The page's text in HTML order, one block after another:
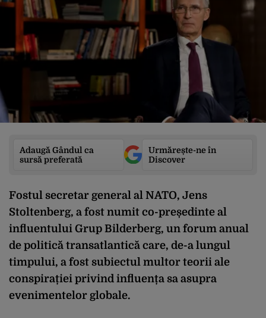
Adaugă Gândul ca
sursă preferată
Urmărește-ne în
Discover
Fostul secretar general al NATO, Jens
Stoltenberg, a fost numit co-președinte al
influentului Grup Bilderberg, un forum anual
de politică transatlantică care, de-a lungul
timpului, a fost subiectul multor teorii ale
conspirației privind influența sa asupra
evenimentelor globale.